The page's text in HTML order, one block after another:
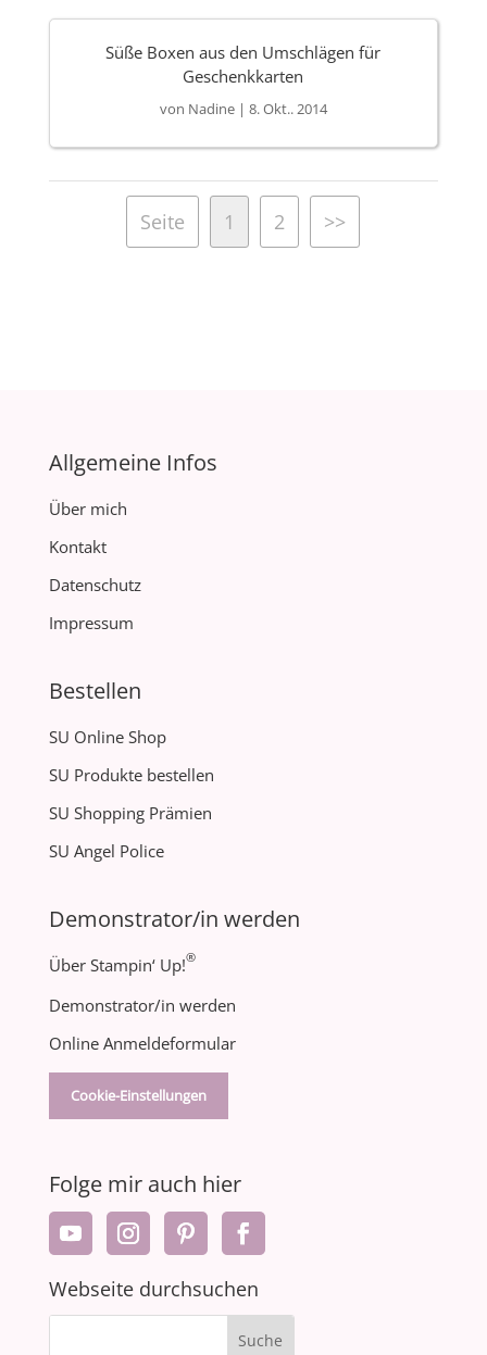
Süße Boxen aus den Umschlägen für
Geschenkkarten
von Nadine| 8. Okt.. 2014
Seite 1 2 >>
Allgemeine Infos
Über mich
Kontakt
Datenschutz
Impressum
Bestellen
SU Online Shop
SU Produkte bestellen
SU Shopping Prämien
SU Angel Police
Demonstrator/in werden
Über Stampin‘ Up!®
Demonstrator/in werden
Online Anmeldeformular
Cookie-Einstellungen
Folge mir auch hier
Webseite durchsuchen